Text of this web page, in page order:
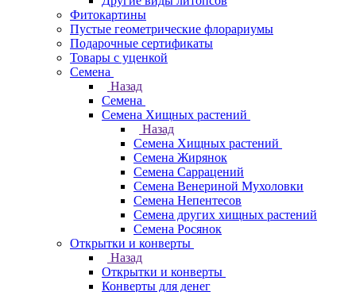
Фитокартины
Пустые геометрические флорариумы
Подарочные сертификаты
Товары с уценкой
Семена
Назад
Семена
Семена Хищных растений
Назад
Семена Хищных растений
Семена Жирянок
Семена Саррацений
Семена Венериной Мухоловки
Семена Непентесов
Семена других хищных растений
Семена Росянок
Открытки и конверты
Назад
Открытки и конверты
Конверты для денег